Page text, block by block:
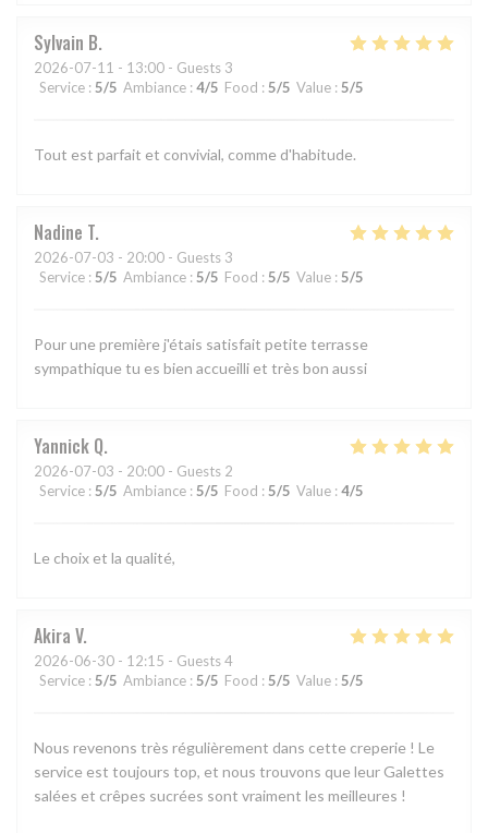
Sylvain B
2026-07-11 - 13:00 - Guests 3
Service : 5/5 Ambiance : 4/5 Food : 5/5 Value : 5/5
Tout est parfait et convivial, comme d'habitude.
Nadine T
2026-07-03 - 20:00 - Guests 3
Service : 5/5 Ambiance : 5/5 Food : 5/5 Value : 5/5
Pour une première j'étais satisfait petite terrasse
sympathique tu es bien accueilli et très bon aussi
Yannick Q
2026-07-03 - 20:00 - Guests 2
Service : 5/5 Ambiance : 5/5 Food : 5/5 Value : 4/5
Le choix et la qualité,
Akira V
2026-06-30 - 12:15 - Guests 4
Service : 5/5 Ambiance : 5/5 Food : 5/5 Value : 5/5
Nous revenons très régulièrement dans cette creperie ! Le
service est toujours top, et nous trouvons que leur Galettes
salées et crêpes sucrées sont vraiment les meilleures !